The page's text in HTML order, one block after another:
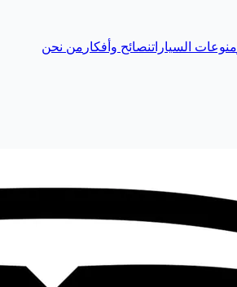
منوعات السياراتنصائح وأفكار من نحن